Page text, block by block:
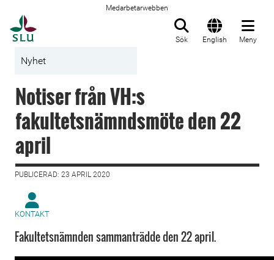
Medarbetarwebben
Sök English Meny
Nyhet
Notiser från VH:s
fakultetsnämndsmöte den 22
april
PUBLICERAD: 23 APRIL 2020
KONTAKT
Fakultetsnämnden sammanträdde den 22 april.